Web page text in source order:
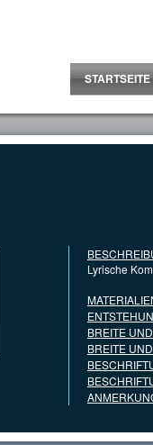
STARTSEITE
Lyrische
BREITE
BREITE